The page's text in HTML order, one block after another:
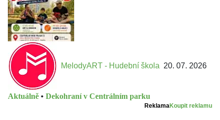
MelodyART - Hudební škola 20. 07. 2026
Aktuálně • Dekohraní v Centrálním parku
ReklamaKoupit reklamu